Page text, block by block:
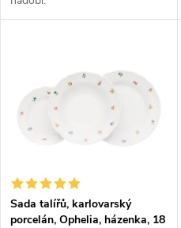
ů
u
Sada talířů, karlovarský
porcelán, Ophelia, házenka, 18